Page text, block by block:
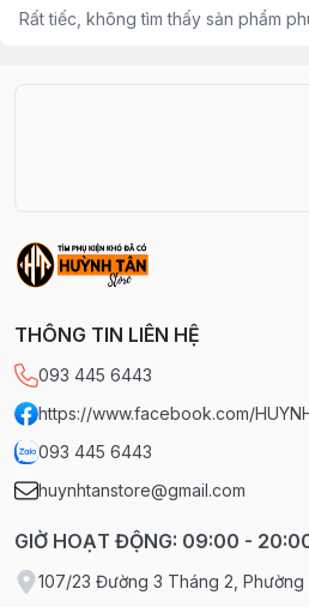
Rất tiếc, không tìm thấy sản phẩm
THÔNG TIN LIÊN HỆ
093 445 6443
https://www.facebook.com/
093 445 6443
huynhtanstore@gmail.com
GIỜ HOẠT ĐỘNG: 09:00 -
107/23 Đường 3 Tháng 2, Phường